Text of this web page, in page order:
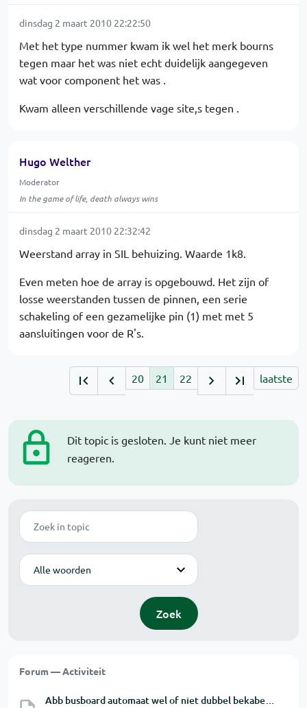
Dit topic is gesloten. Je kunt niet meer
reageren.
Zoek
Modus
Zoek
Forum — Activiteit
Abb busboard automaat wel of niet dubbel bekabelen ?
dinsdag 2 maart 2010 22:22:50
Met het type nummer kwam ik wel het merk bourns
tegen maar het was niet echt duidelijk aangegeven
wat voor component het was .
Kwam alleen verschillende vage site,s tegen .
Hugo Welther
Moderator
In the game of life, death always wins
dinsdag 2 maart 2010 22:32:42
Weerstand array in SIL behuizing. Waarde 1k8.
Even meten hoe de array is opgebouwd. Het zijn of
losse weerstanden tussen de pinnen, een serie
schakeling of een gezamelijke pin (1) met met 5
aansluitingen voor de R's.
20 21 22 laatste